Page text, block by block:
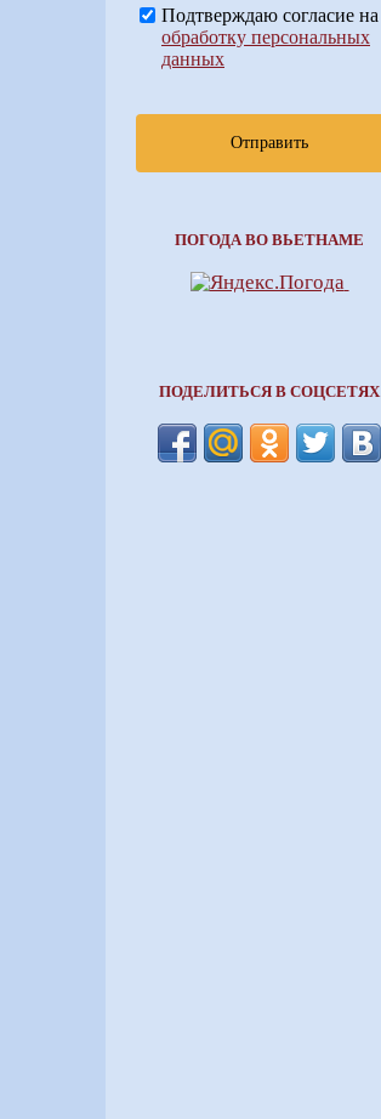
Подтверждаю согласие на
обработку персональных
данных
Отправить
ПОГОДА ВО ВЬЕТНАМЕ
ПОДЕЛИТЬСЯ В СОЦСЕТЯХ